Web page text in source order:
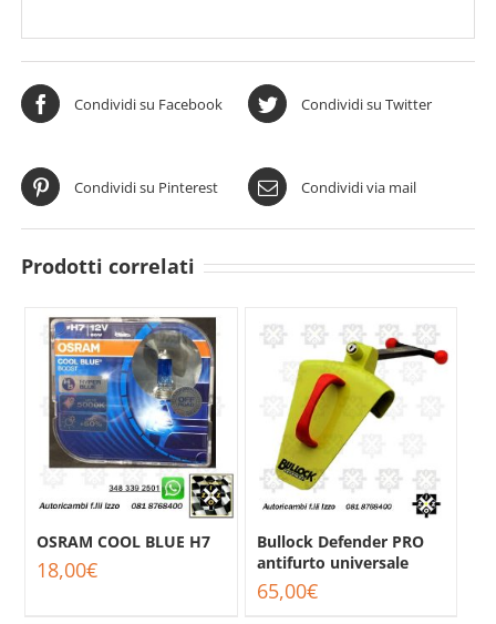
Condividi su Facebook Condividi su Twitter
Condividi su Pinterest Condividi via mail
Prodotti correlati
OSRAM COOL BLUE H7
18,00€
Bullock Defender PRO
antifurto universale
65,00€